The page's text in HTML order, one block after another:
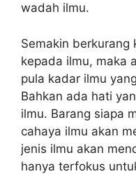
wadah ilmu.
Semakin berkurang
kepada ilmu, maka
pula kadar ilmu
Bahkan ada hati
ilmu. Barang siapa
cahaya ilmu akan
jenis ilmu akan
hanya terfokus